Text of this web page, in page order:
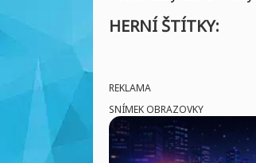
HERNÍ ŠTÍTKY:
REKLAMA
SNÍMEK OBRAZOVKY